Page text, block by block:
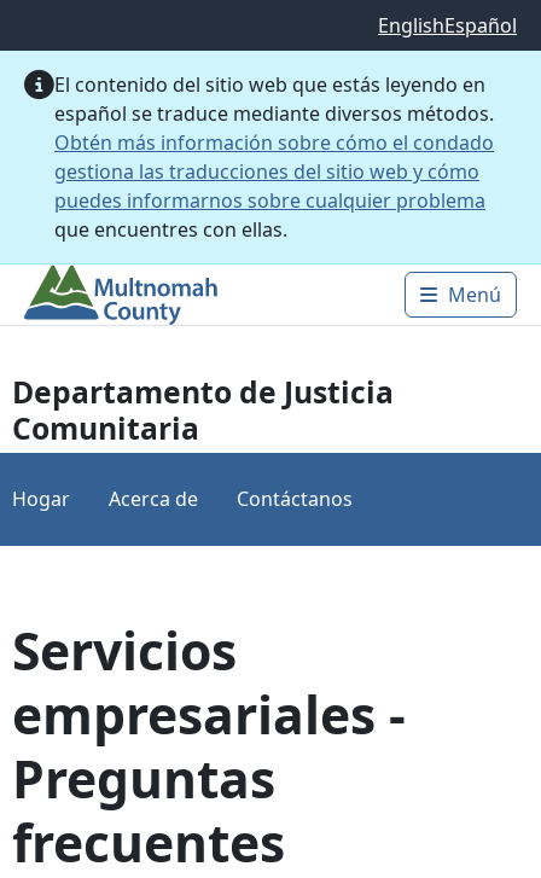
EnglishEspañol
El contenido del sitio web que estás leyendo en
español se traduce mediante diversos métodos.
Obtén más información sobre cómo el condado
gestiona las traducciones del sitio web y cómo
puedes informarnos sobre cualquier problema
que encuentres con ellas.
Main
Menú
Departamento de Justicia
Comunitaria
Hogar Acerca de Contáctanos
Servicios
empresariales -
Preguntas
frecuentes